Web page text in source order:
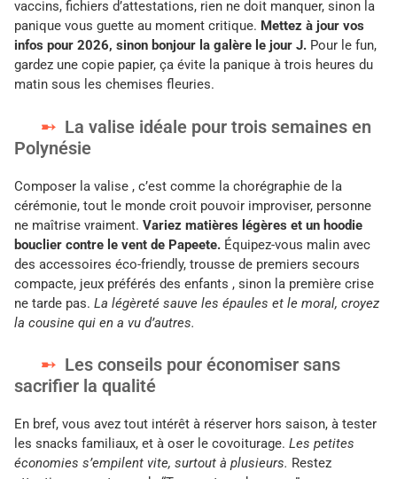
vaccins, fichiers d’attestations, rien ne doit manquer, sinon la
panique vous guette au moment critique. Mettez à jour vos
infos pour 2026, sinon bonjour la galère le jour J. Pour le fun,
gardez une copie papier, ça évite la panique à trois heures du
matin sous les chemises fleuries.
La valise idéale pour trois semaines en
Polynésie
Composer la valise , c’est comme la chorégraphie de la
cérémonie, tout le monde croit pouvoir improviser, personne
ne maîtrise vraiment. Variez matières légères et un hoodie
bouclier contre le vent de Papeete. Équipez-vous malin avec
des accessoires éco-friendly, trousse de premiers secours
compacte, jeux préférés des enfants , sinon la première crise
ne tarde pas. La légèreté sauve les épaules et le moral, croyez
la cousine qui en a vu d’autres.
Les conseils pour économiser sans
sacrifier la qualité
En bref, vous avez tout intérêt à réserver hors saison, à tester
les snacks familiaux, et à oser le covoiturage. Les petites
économies s’empilent vite, surtout à plusieurs. Restez